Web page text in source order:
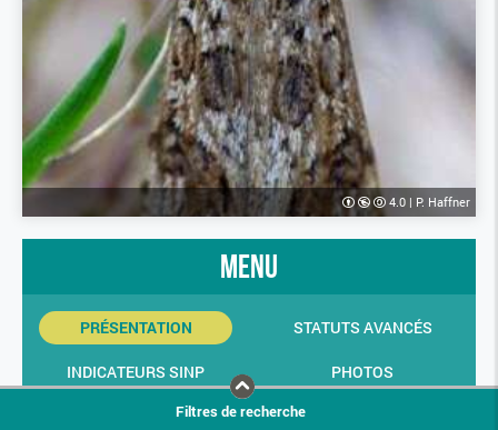
4.0 | P. Haffner
menu
PRÉSENTATION STATUTS AVANCÉS
INDICATEURS SINP
PHOTOS
Filtres de recherche